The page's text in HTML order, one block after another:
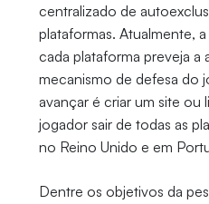
centralizado de
plataformas. Atualmente,
cada plataforma preveja
mecanismo de defesa do
avançar é criar um site ou
jogador sair de todas as
no Reino Unido e em
Dentre os objetivos da